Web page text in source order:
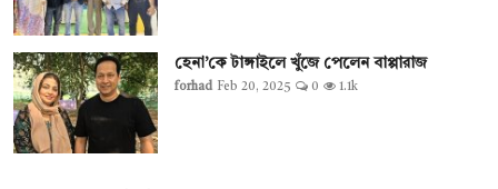
হেনা’কে টাঙ্গাইলে খুঁজে পেলেন বাপ্পারাজ
forhad Feb 20, 2025 0 1.1k